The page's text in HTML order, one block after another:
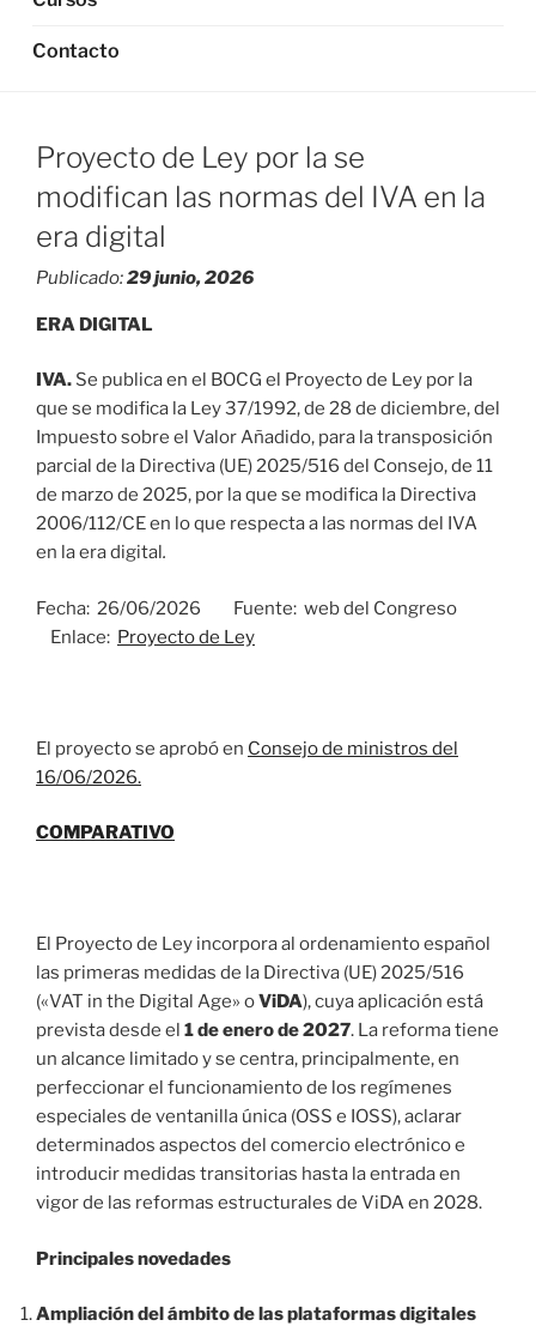
Contacto
Proyecto de Ley por la se
modifican las normas del IVA en la
era digital
Publicado:29 junio, 2026
ERA DIGITAL
IVA. Se publica en el BOCG el Proyecto de Ley por la
que se modifica la Ley 37/1992, de 28 de diciembre, del
Impuesto sobre el Valor Añadido, para la transposición
parcial de la Directiva (UE) 2025/516 del Consejo, de 11
de marzo de 2025, por la que se modifica la Directiva
2006/112/CE en lo que respecta a las normas del IVA
en la era digital.
Fecha: 26/06/2026 Fuente: web del Congreso
Enlace: Proyecto de Ley
El proyecto se aprobó en Consejo de ministros del
16/06/2026.
COMPARATIVO
El Proyecto de Ley incorpora al ordenamiento español
las primeras medidas de la Directiva (UE) 2025/516
(«VAT in the Digital Age» oViDA), cuya aplicación está
prevista desde el 1 de enero de 2027. La reforma tiene
un alcance limitado y se centra, principalmente, en
perfeccionar el funcionamiento de los regímenes
especiales de ventanilla única (OSS e IOSS), aclarar
determinados aspectos del comercio electrónico e
introducir medidas transitorias hasta la entrada en
vigor de las reformas estructurales de ViDA en 2028.
Principales novedades
Ampliación del ámbito de las plataformas digitales